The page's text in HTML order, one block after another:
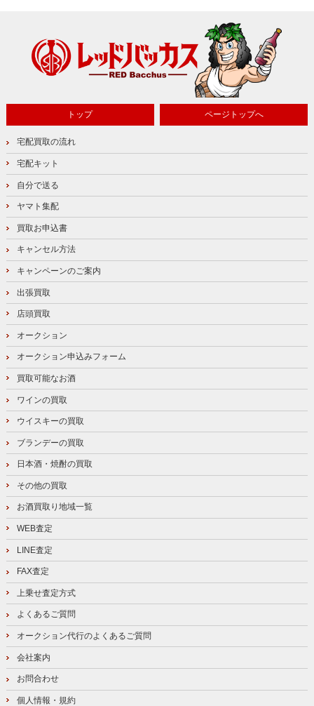
トップ ページトップへ
宅配買取の流れ
宅配キット
自分で送る
ヤマト集配
買取お申込書
キャンセル方法
キャンペーンのご案内
出張買取
店頭買取
オークション
オークション申込みフォーム
買取可能なお酒
ワインの買取
ウイスキーの買取
ブランデーの買取
日本酒・焼酎の買取
その他の買取
お酒買取り地域一覧
WEB査定
LINE査定
FAX査定
上乗せ査定方式
よくあるご質問
オークション代行のよくあるご質問
会社案内
お問合わせ
個人情報・規約